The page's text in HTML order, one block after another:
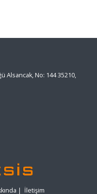
Alsancak, No: 144 35210,
| İletişim